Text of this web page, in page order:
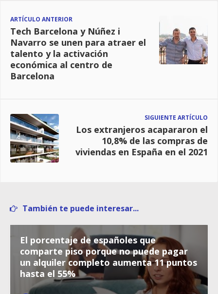
ARTÍCULO ANTERIOR
Tech Barcelona y Núñez i
Navarro se unen para atraer el
talento y la activación
económica al centro de
Barcelona
SIGUIENTE ARTÍCULO
Los extranjeros acapararon el
10,8% de las compras de
viviendas en España en el 2021
También te puede interesar...
El porcentaje de españoles que
comparte piso porque no puede pagar
un alquiler completo aumenta 11 puntos
hasta el 55%